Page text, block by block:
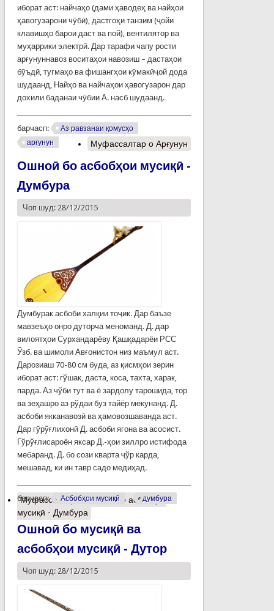
иборат аст: найчаҳо (дами ҳаводеҳ ва найҳои
ҳавогузарони чӯбӣ), дастгоҳи танзим (ҷойи
клавишҳо барои даст ва пой), вентилятор ва
муҳаррики электрӣ. Дар тарафи чапу рости
арғунуннавоз воситаҳои навозиш – дастаҳои
бӯъдӣ, тугмаҳо ва фишангҳои кӯмакӣҷой дода
шудаанд, Найҳо ва найчаҳои ҳавогузарон дар
дохили баданаи чӯбии А. насб шудаанд.
барчасп:
Аз равзанаи қомусҳо
арғунун
Муфассалтар о Арғунун
Ошноӣ бо асбобҳои мусиқӣ -
Думбура
Чоп шуд: 28/12/2015
Думбурак асбоби халқии тоҷик. Дар баъзе
мавзеъҳо онро дуторча меноманд. Д. дар
вилоятҳои Сурхандарёву Қашқадарёи РСС
Ўзб. ва шимоли Авғонистон низ маъмул аст.
Дарозиаш 70-80 см буда, аз қисмҳои зерин
иборат аст: гўшак, даста, коса, тахта, харак,
парда. Аз чўби тут ва ё зардолу тарошида, тор
ва зеҳашро аз рўдаи буз тайёр мекунанд. Д.
асбоби якканавозӣ ва ҳамовозшаванда аст.
Дар гўрўғлихонӣ Д. асбоби ягона ва асосист.
Гўрўғлисароён яксар Д.-ҳои зиллро истифода
мебаранд. Д. бо сози кварта ҷўр карда,
мешавад, ки ин тавр садо медиҳад.
барчасп: Асбобҳои мусиқӣ думбура
Муфассалтаро Ошноӣ бо асбобҳои
мусиқӣ - Думбура
Ошноӣ бо мусиқӣ ва
асбобҳои мусиқӣ - Дутор
Чоп шуд: 28/12/2015